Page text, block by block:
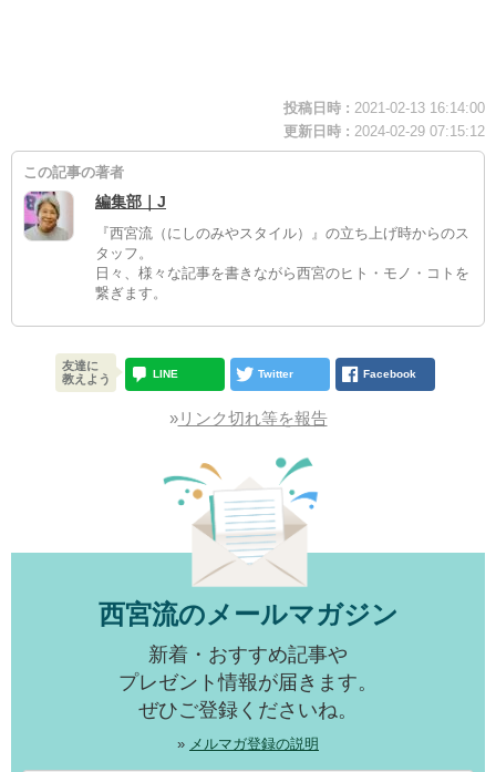
投稿日時 : 2021-02-13 16:14:00
更新日時 : 2024-02-29 07:15:12
この記事の著者
編集部｜J
『西宮流（にしのみやスタイル）』の立ち上げ時からのス
タッフ。
日々、様々な記事を書きながら西宮のヒト・モノ・コトを
繋ぎます。
友達に
教えよう
LINE Twitter Facebook
»リンク切れ等を報告
西宮流のメールマガジン
新着・おすすめ記事や
プレゼント情報が届きます。
ぜひご登録くださいね。
» メルマガ登録の説明